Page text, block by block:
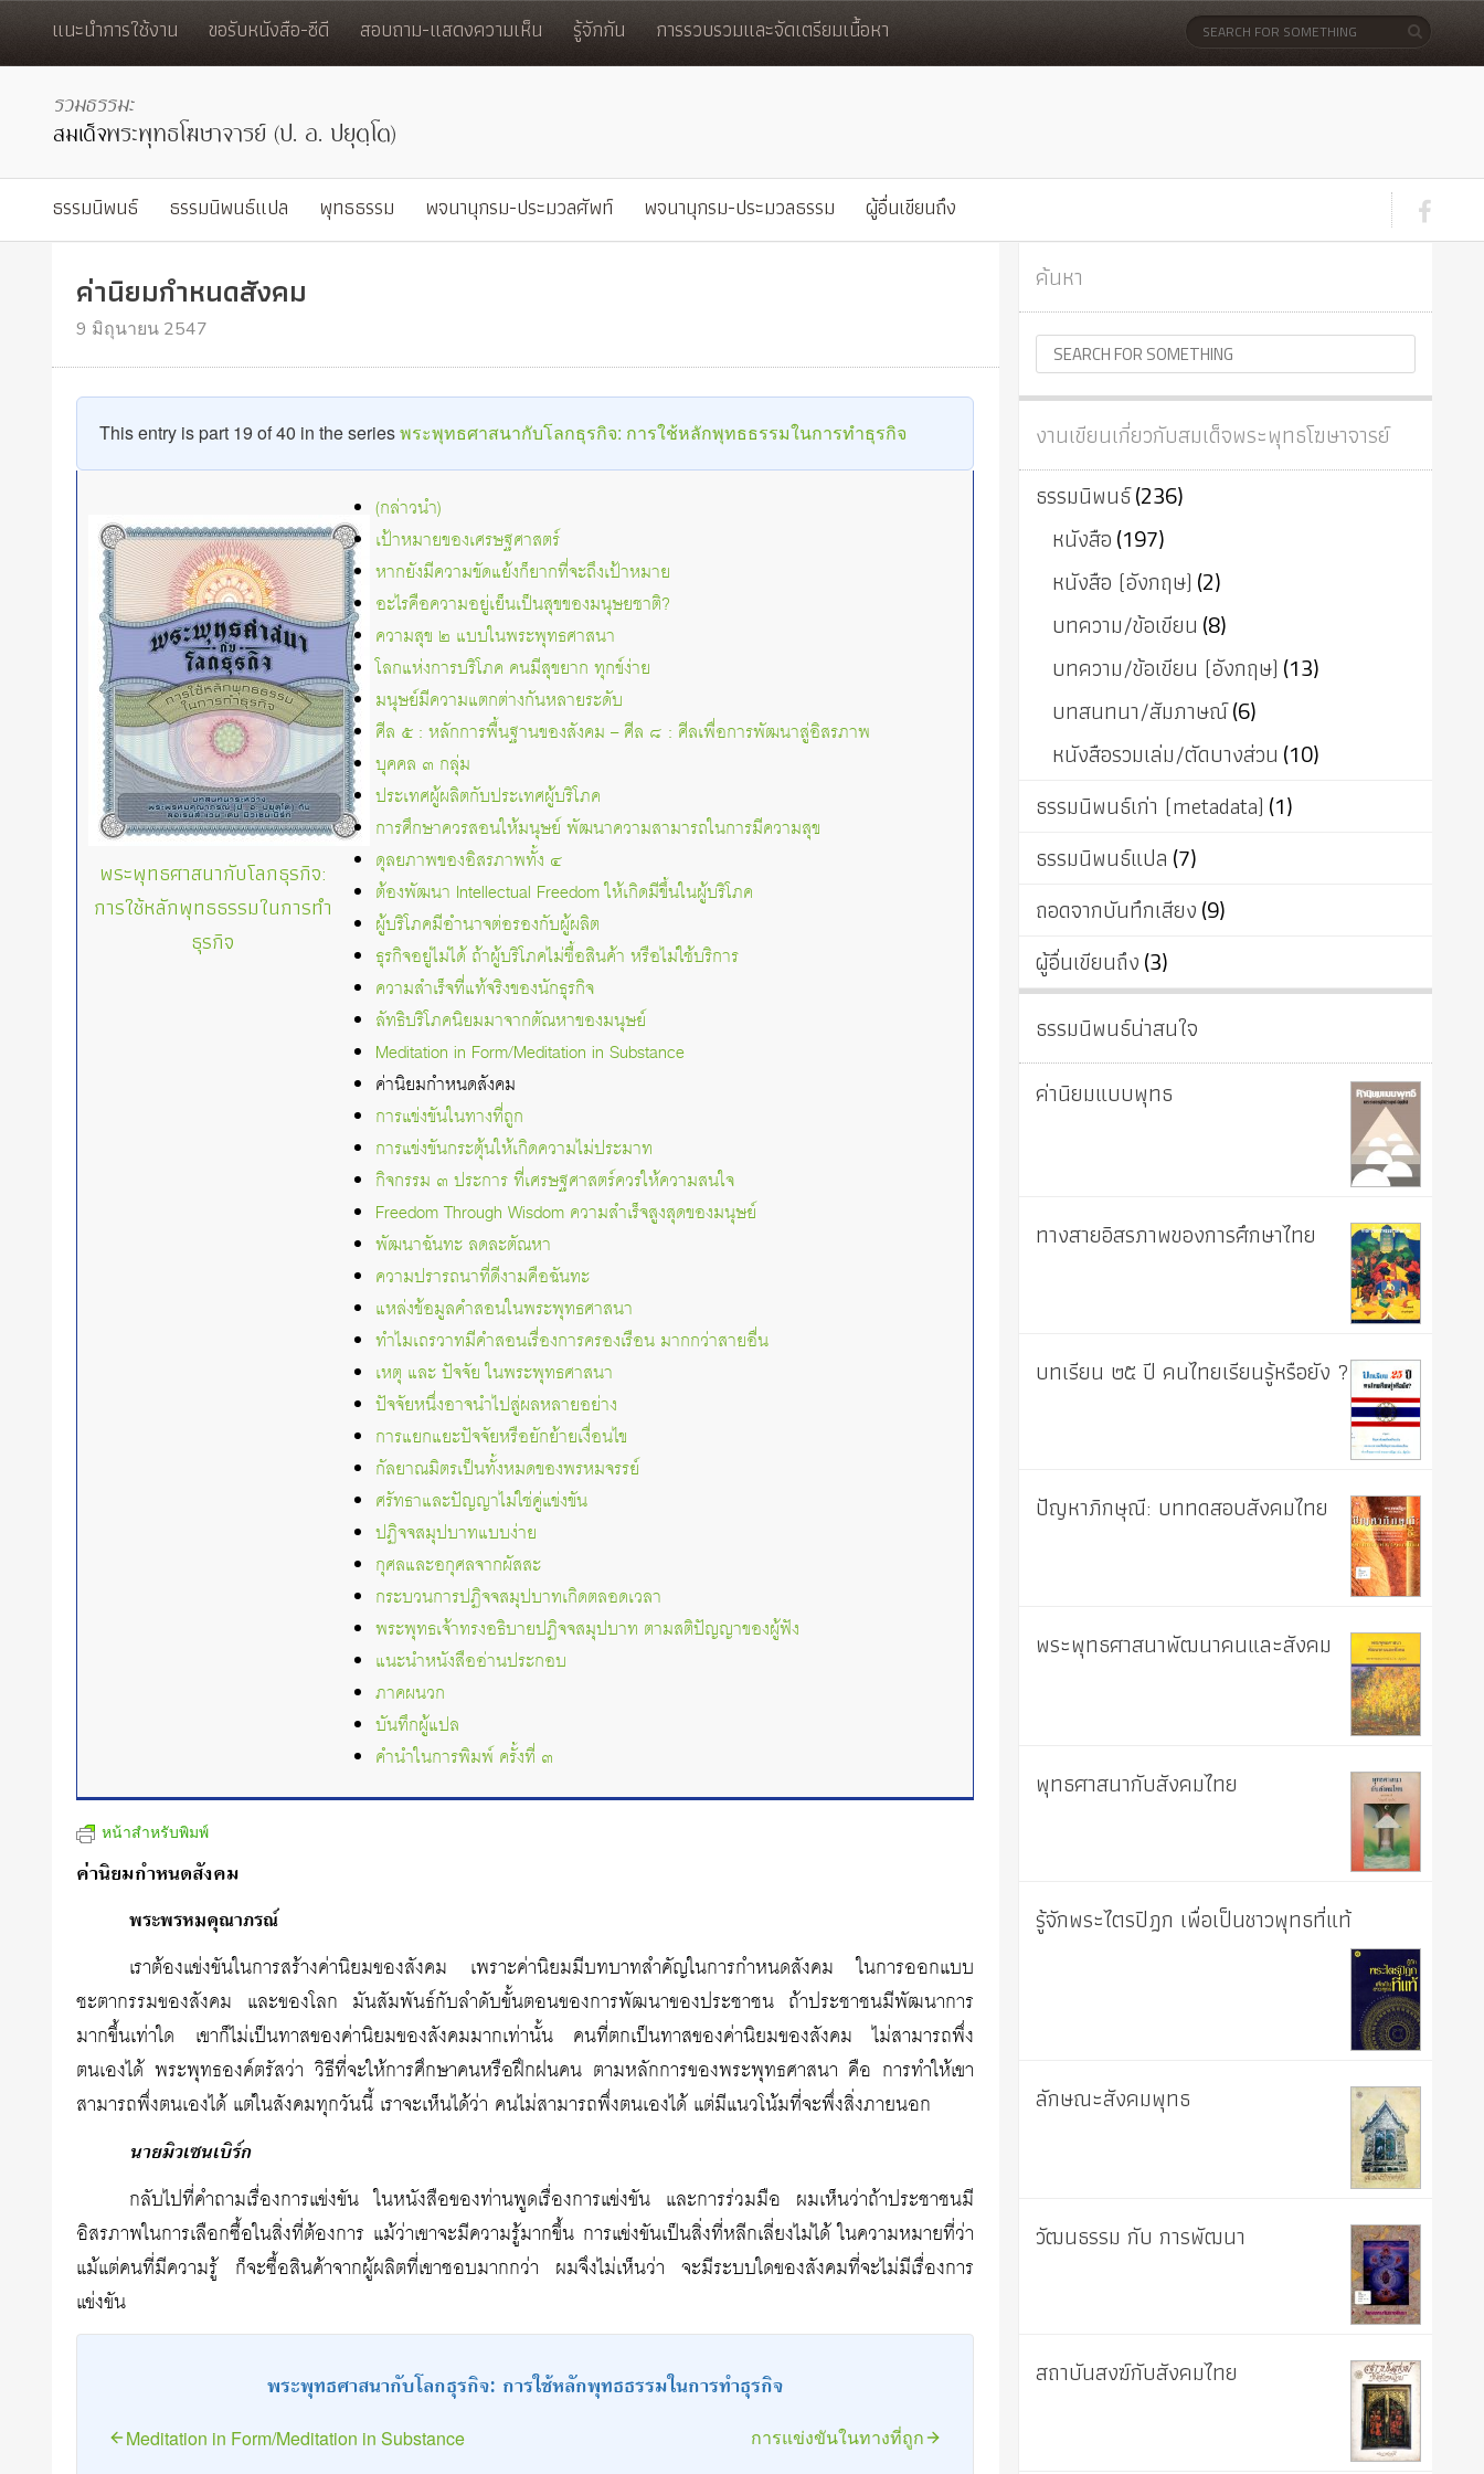
แนะนำการใช้งาน ขอรับหนังสือ-ซีดี สอบถาม-แสดงความเห็น รู้จักกัน การรวบรวมและจัดเตรียมเนื้อหา
ธรรมนิพนธ์ ธรรมนิพนธ์แปล พุทธธรรม พจนานุกรม-ประมวลศัพท์ พจนานุกรม-ประมวลธรรม ผู้อื่นเขียนถึง
ค่านิยมกำหนดสังคม
9 มิถุนายน 2547
This entry is part 19 of 40 in the seriesพระพุทธศาสนากับโลกธุรกิจ: การใช้หลักพุทธธรรมในการทำธุรกิจ
พระพุทธศาสนากับโลกธุรกิจ:
การใช้หลักพุทธธรรมในการทำ
ธุรกิจ
(กล่าวนำ)
เป้าหมายของเศรษฐศาสตร์
หากยังมีความขัดแย้งก็ยากที่จะถึงเป้าหมาย
อะไรคือความอยู่เย็นเป็นสุขของมนุษยชาติ?
ความสุข ๒ แบบในพระพุทธศาสนา
โลกแห่งการบริโภค คนมีสุขยาก ทุกข์ง่าย
มนุษย์มีความแตกต่างกันหลายระดับ
ศีล ๕ : หลักการพื้นฐานของสังคม – ศีล ๘ : ศีลเพื่อการพัฒนาสู่อิสรภาพ
บุคคล ๓ กลุ่ม
ประเทศผู้ผลิตกับประเทศผู้บริโภค
การศึกษาควรสอนให้มนุษย์ พัฒนาความสามารถในการมีความสุข
ดุลยภาพของอิสรภาพทั้ง ๔
ต้องพัฒนา Intellectual Freedom ให้เกิดมีขึ้นในผู้บริโภค
ผู้บริโภคมีอำนาจต่อรองกับผู้ผลิต
ธุรกิจอยู่ไม่ได้ ถ้าผู้บริโภคไม่ซื้อสินค้า หรือไม่ใช้บริการ
ความสำเร็จที่แท้จริงของนักธุรกิจ
ลัทธิบริโภคนิยมมาจากตัณหาของมนุษย์
Meditation in Form/Meditation in Substance
ค่านิยมกำหนดสังคม
การแข่งขันในทางที่ถูก
การแข่งขันกระตุ้นให้เกิดความไม่ประมาท
กิจกรรม ๓ ประการ ที่เศรษฐศาสตร์ควรให้ความสนใจ
Freedom Through Wisdom ความสำเร็จสูงสุดของมนุษย์
พัฒนาฉันทะ ลดละตัณหา
ความปรารถนาที่ดีงามคือฉันทะ
แหล่งข้อมูลคำสอนในพระพุทธศาสนา
ทำไมเถรวาทมีคำสอนเรื่องการครองเรือน มากกว่าสายอื่น
เหตุ และ ปัจจัย ในพระพุทธศาสนา
ปัจจัยหนึ่งอาจนำไปสู่ผลหลายอย่าง
การแยกแยะปัจจัยหรือยักย้ายเงื่อนไข
กัลยาณมิตรเป็นทั้งหมดของพรหมจรรย์
ศรัทธาและปัญญาไม่ใช่คู่แข่งขัน
ปฏิจจสมุปบาทแบบง่าย
กุศลและอกุศลจากผัสสะ
กระบวนการปฏิจจสมุปบาทเกิดตลอดเวลา
พระพุทธเจ้าทรงอธิบายปฏิจจสมุปบาท ตามสติปัญญาของผู้ฟัง
แนะนำหนังสืออ่านประกอบ
ภาคผนวก
บันทึกผู้แปล
คำนำในการพิมพ์ ครั้งที่ ๓
หน้าสำหรับพิมพ์
ค่านิยมกำหนดสังคม
พระพรหมคุณาภรณ์
เราต้องแข่งขันในการสร้างค่านิยมของสังคม เพราะค่านิยมมีบทบาทสำคัญในการกำหนดสังคม ในการออกแบบ
ชะตากรรมของสังคม และของโลก มันสัมพันธ์กับลำดับขั้นตอนของการพัฒนาของประชาชน ถ้าประชาชนมีพัฒนาการ
มากขึ้นเท่าใด เขาก็ไม่เป็นทาสของค่านิยมของสังคมมากเท่านั้น คนที่ตกเป็นทาสของค่านิยมของสังคม ไม่สามารถพึ่ง
ตนเองได้ พระพุทธองค์ตรัสว่า วิธีที่จะให้การศึกษาคนหรือฝึกฝนคน ตามหลักการของพระพุทธศาสนา คือ การทำให้เขา
สามารถพึ่งตนเองได้ แต่ในสังคมทุกวันนี้ เราจะเห็นได้ว่า คนไม่สามารถพึ่งตนเองได้ แต่มีแนวโน้มที่จะพึ่งสิ่งภายนอก
นายมิวเซนเบิร์ก
กลับไปที่คำถามเรื่องการแข่งขัน ในหนังสือของท่านพูดเรื่องการแข่งขัน และการร่วมมือ ผมเห็นว่าถ้าประชาชนมี
อิสรภาพในการเลือกซื้อในสิ่งที่ต้องการ แม้ว่าเขาจะมีความรู้มากขึ้น การแข่งขันเป็นสิ่งที่หลีกเลี่ยงไม่ได้ ในความหมายที่ว่า
แม้แต่คนที่มีความรู้ ก็จะซื้อสินค้าจากผู้ผลิตที่เขาชอบมากกว่า ผมจึงไม่เห็นว่า จะมีระบบใดของสังคมที่จะไม่มีเรื่องการ
แข่งขัน
พระพุทธศาสนากับโลกธุรกิจ: การใช้หลักพุทธธรรมในการทำธุรกิจ
Meditation in Form/Meditation in Substance การแข่งขันในทางที่ถูก
ค้นหา
งานเขียนเกี่ยวกับสมเด็จพระพุทธโฆษาจารย์
ธรรมนิพนธ์(236)
หนังสือ(197)
หนังสือ (อังกฤษ) (2)
บทความ/ข้อเขียน (8)
บทความ/ข้อเขียน (อังกฤษ) (13)
บทสนทนา/สัมภาษณ์(6)
หนังสือรวมเล่ม/ตัดบางส่วน (10)
ธรรมนิพนธ์เก่า (metadata) (1)
ธรรมนิพนธ์แปล (7)
ถอดจากบันทึกเสียง(9)
ผู้อื่นเขียนถึง(3)
ธรรมนิพนธ์น่าสนใจ
ค่านิยมแบบพุทธ
ทางสายอิสรภาพของการศึกษาไทย
บทเรียน ๒๕ ปี คนไทยเรียนรู้หรือยัง ?
ปัญหาภิกษุณี: บททดสอบสังคมไทย
พระพุทธศาสนาพัฒนาคนและสังคม
พุทธศาสนากับสังคมไทย
รู้จักพระไตรปิฎก เพื่อเป็นชาวพุทธที่แท้
ลักษณะสังคมพุทธ
วัฒนธรรม กับ การพัฒนา
สถาบันสงฆ์กับสังคมไทย